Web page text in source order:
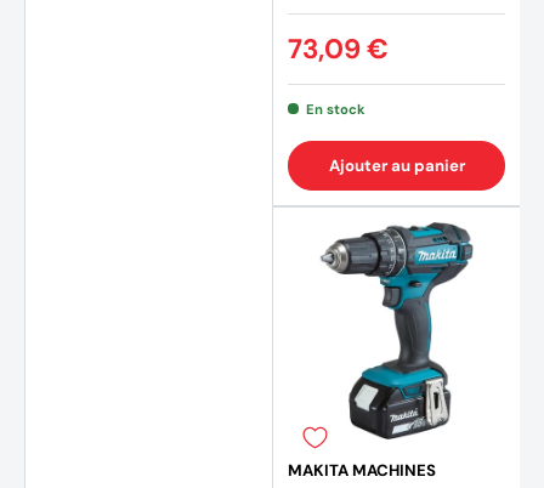
73,09 €
En stock
Ajouter au panier
MAKITA MACHINES